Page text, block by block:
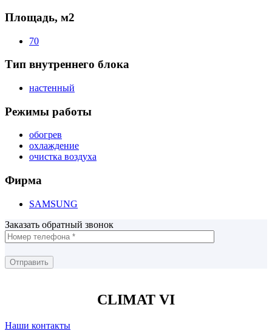
Площадь, м2
70
Тип внутреннего блока
настенный
Режимы работы
обогрев
охлаждение
очистка воздуха
Фирма
SAMSUNG
Заказать обратный звонок
CLIMAT VI
Наши контакты